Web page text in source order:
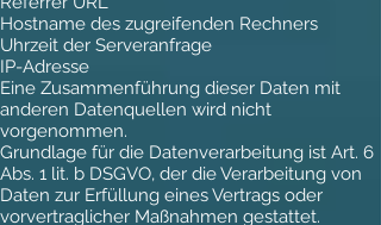
Hostname des zugreifenden Rechners
Uhrzeit der Serveranfrage
IP-Adresse
Eine Zusammenführung dieser Daten mit
anderen Datenquellen wird nicht
vorgenommen.
Grundlage für die Datenverarbeitung ist Art. 6
Abs. 1 lit. b DSGVO, der die Verarbeitung von
Daten zur Erfüllung eines Vertrags oder
vorvertraglicher Maßnahmen gestattet.